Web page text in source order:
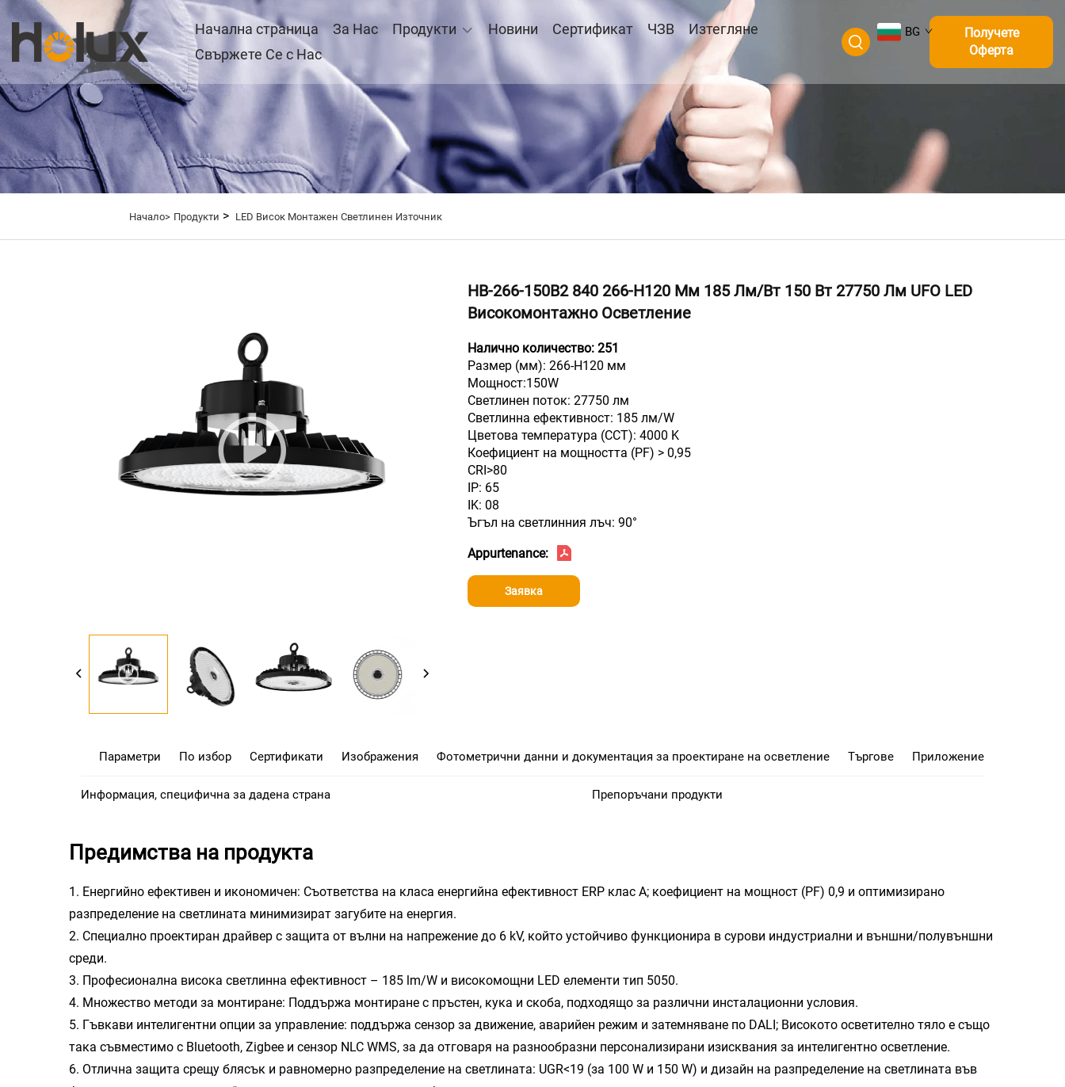
Начална страница За Нас Продукти Новини Сертификат ЧЗВ
Изтегляне
Свържете Се с Нас
BG
Получете
Оферта
Начало> Продукти > LED Висок Монтажен Светлинен Източник
HB-266-150B2 840 266-H120 Мм 185 Лм/Вт 150 Вт 27750 Лм UFO LED
Високомонтажно Осветление
Налично количество: 251
Размер (мм): 266-H120 мм
Мощност:150W
Светлинен поток: 27750 лм
Светлинна ефективност: 185 лм/W
Цветова температура (CCT): 4000 K
Коефициент на мощността (PF) > 0,95
CRI>80
IP: 65
IK: 08
Ъгъл на светлинния лъч: 90°
Appurtenance:
Заявка
Параметри По избор Сертификати Изображения Фотометрични данни и документация за проектиране на осветление Търгове Приложение
Информация, специфична за дадена страна Препоръчани продукти
Предимства на продукта
1. Енергийно ефективен и икономичен: Съответства на класа енергийна ефективност ERP клас А; коефициент на мощност (PF) 0,9 и оптимизирано
разпределение на светлината минимизират загубите на енергия.
2. Специално проектиран драйвер с защита от вълни на напрежение до 6 kV, който устойчиво функционира в сурови индустриални и външни/полувъншни
среди.
3. Професионална висока светлинна ефективност – 185 lm/W и високомощни LED елементи тип 5050.
4. Множество методи за монтиране: Поддържа монтиране с пръстен, кука и скоба, подходящо за различни инсталационни условия.
5. Гъвкави интелигентни опции за управление: поддържа сензор за движение, аварийен режим и затемняване по DALI; Високото осветително тяло е също
така съвместимо с Bluetooth, Zigbee и сензор NLC WMS, за да отговаря на разнообразни персонализирани изисквания за интелигентно осветление.
6. Отлична защита срещу блясък и равномерно разпределение на светлината: UGR<19 (за 100 W и 150 W) и дизайн на разпределение на светлината във